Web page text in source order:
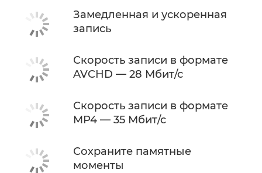
Замедленная и ускоренная
запись
Скорость записи в формате
AVCHD — 28 Мбит/с
Скорость записи в формате
MP4 — 35 Мбит/с
Сохраните памятные
моменты